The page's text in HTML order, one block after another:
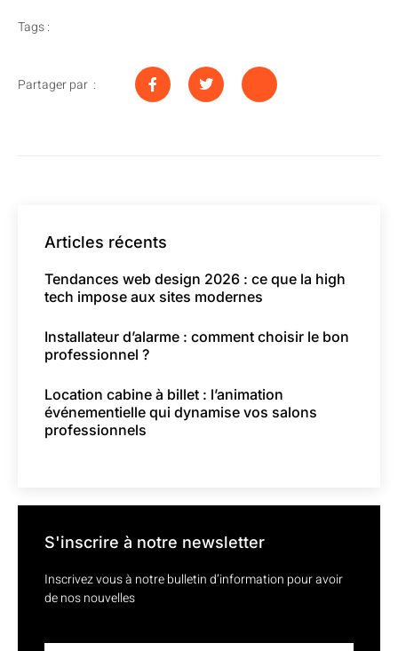
Tags :
Partager par :
Articles récents
Tendances web design 2026 : ce que la high
tech impose aux sites modernes
Installateur d’alarme : comment choisir le bon
professionnel ?
Location cabine à billet : l’animation
événementielle qui dynamise vos salons
professionnels
S'inscrire à notre newsletter
Inscrivez vous à notre bulletin d’information pour avoir
de nos nouvelles